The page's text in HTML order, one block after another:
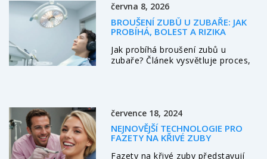
podstoupit podobný zákrok.
června 8, 2026
BROUŠENÍ ZUBŮ U ZUBAŘE: JAK
PROBÍHÁ, BOLEST A RIZIKA
Jak probíhá broušení zubů u
zubaře? Článek vysvětluje proces,
července 18, 2024
NEJNOVĚJŠÍ TECHNOLOGIE PRO
FAZETY NA KŘIVÉ ZUBY
Fazety na křivé zuby představují